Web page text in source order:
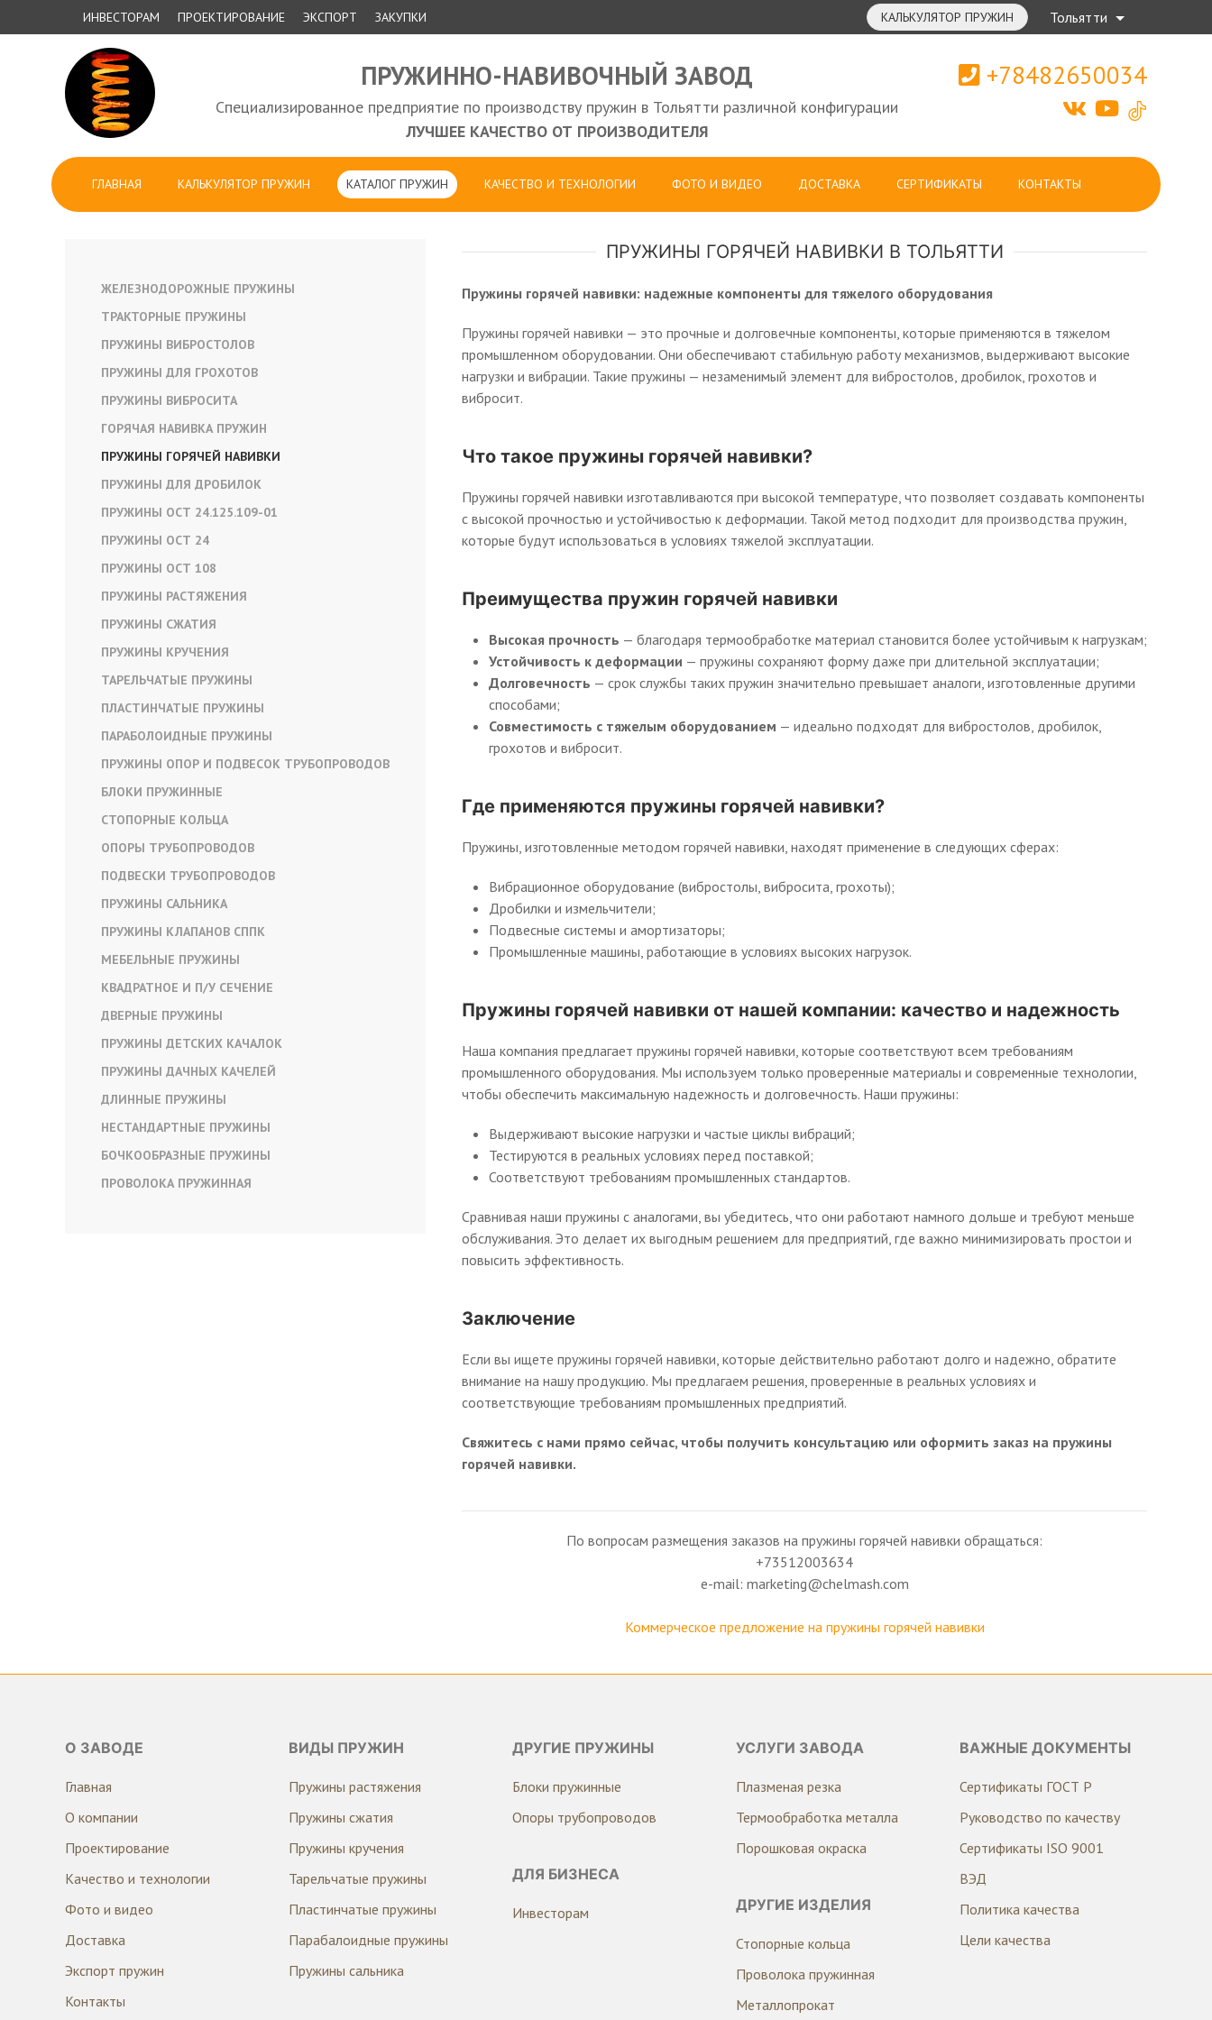
ИНВЕСТОРАМ ПРОЕКТИРОВАНИЕ ЭКСПОРТ ЗАКУПКИ КАЛЬКУЛЯТОР ПРУЖИН Тольятти
ПРУЖИННО-НАВИВОЧНЫЙ ЗАВОД
Специализированное предприятие по производству пружин в Тольятти различной конфигурации
ЛУЧШЕЕ КАЧЕСТВО ОТ ПРОИЗВОДИТЕЛЯ
+78482650034
ГЛАВНАЯ КАЛЬКУЛЯТОР ПРУЖИН КАТАЛОГ ПРУЖИН КАЧЕСТВО И ТЕХНОЛОГИИ ФОТО И ВИДЕО ДОСТАВКА СЕРТИФИКАТЫ КОНТАКТЫ
ЖЕЛЕЗНОДОРОЖНЫЕ ПРУЖИНЫ
ТРАКТОРНЫЕ ПРУЖИНЫ
ПРУЖИНЫ ВИБРОСТОЛОВ
ПРУЖИНЫ ДЛЯ ГРОХОТОВ
ПРУЖИНЫ ВИБРОСИТА
ГОРЯЧАЯ НАВИВКА ПРУЖИН
ПРУЖИНЫ ГОРЯЧЕЙ НАВИВКИ
ПРУЖИНЫ ДЛЯ ДРОБИЛОК
ПРУЖИНЫ ОСТ 24.125.109-01
ПРУЖИНЫ ОСТ 24
ПРУЖИНЫ ОСТ 108
ПРУЖИНЫ РАСТЯЖЕНИЯ
ПРУЖИНЫ СЖАТИЯ
ПРУЖИНЫ КРУЧЕНИЯ
ТАРЕЛЬЧАТЫЕ ПРУЖИНЫ
ПЛАСТИНЧАТЫЕ ПРУЖИНЫ
ПАРАБОЛОИДНЫЕ ПРУЖИНЫ
ПРУЖИНЫ ОПОР И ПОДВЕСОК ТРУБОПРОВОДОВ
БЛОКИ ПРУЖИННЫЕ
СТОПОРНЫЕ КОЛЬЦА
ОПОРЫ ТРУБОПРОВОДОВ
ПОДВЕСКИ ТРУБОПРОВОДОВ
ПРУЖИНЫ САЛЬНИКА
ПРУЖИНЫ КЛАПАНОВ СППК
МЕБЕЛЬНЫЕ ПРУЖИНЫ
КВАДРАТНОЕ И П/У СЕЧЕНИЕ
ДВЕРНЫЕ ПРУЖИНЫ
ПРУЖИНЫ ДЕТСКИХ КАЧАЛОК
ПРУЖИНЫ ДАЧНЫХ КАЧЕЛЕЙ
ДЛИННЫЕ ПРУЖИНЫ
НЕСТАНДАРТНЫЕ ПРУЖИНЫ
БОЧКООБРАЗНЫЕ ПРУЖИНЫ
ПРОВОЛОКА ПРУЖИННАЯ
ПРУЖИНЫ ГОРЯЧЕЙ НАВИВКИ В ТОЛЬЯТТИ
Пружины горячей навивки: надежные компоненты для тяжелого оборудования
Пружины горячей навивки — это прочные и долговечные компоненты, которые применяются в тяжелом
промышленном оборудовании. Они обеспечивают стабильную работу механизмов, выдерживают высокие
нагрузки и вибрации. Такие пружины — незаменимый элемент для вибростолов, дробилок, грохотов и
вибросит.
Что такое пружины горячей навивки?
Пружины горячей навивки изготавливаются при высокой температуре, что позволяет создавать компоненты
с высокой прочностью и устойчивостью к деформации. Такой метод подходит для производства пружин,
которые будут использоваться в условиях тяжелой эксплуатации.
Преимущества пружин горячей навивки
Высокая прочность — благодаря термообработке материал становится более устойчивым к нагрузкам;
Устойчивость к деформации — пружины сохраняют форму даже при длительной эксплуатации;
Долговечность — срок службы таких пружин значительно превышает аналоги, изготовленные другими
способами;
Совместимость с тяжелым оборудованием — идеально подходят для вибростолов, дробилок,
грохотов и вибросит.
Где применяются пружины горячей навивки?
Пружины, изготовленные методом горячей навивки, находят применение в следующих сферах:
Вибрационное оборудование (вибростолы, вибросита, грохоты);
Дробилки и измельчители;
Подвесные системы и амортизаторы;
Промышленные машины, работающие в условиях высоких нагрузок.
Пружины горячей навивки от нашей компании: качество и надежность
Наша компания предлагает пружины горячей навивки, которые соответствуют всем требованиям
промышленного оборудования. Мы используем только проверенные материалы и современные технологии,
чтобы обеспечить максимальную надежность и долговечность. Наши пружины:
Выдерживают высокие нагрузки и частые циклы вибраций;
Тестируются в реальных условиях перед поставкой;
Соответствуют требованиям промышленных стандартов.
Сравнивая наши пружины с аналогами, вы убедитесь, что они работают намного дольше и требуют меньше
обслуживания. Это делает их выгодным решением для предприятий, где важно минимизировать простои и
повысить эффективность.
Заключение
Если вы ищете пружины горячей навивки, которые действительно работают долго и надежно, обратите
внимание на нашу продукцию. Мы предлагаем решения, проверенные в реальных условиях и
соответствующие требованиям промышленных предприятий.
Свяжитесь с нами прямо сейчас, чтобы получить консультацию или оформить заказ на пружины
горячей навивки.
По вопросам размещения заказов на пружины горячей навивки обращаться:
+73512003634
e-mail: marketing@chelmash.com
Коммерческое предложение на пружины горячей навивки
О ЗАВОДЕ
Главная
О компании
Проектирование
Качество и технологии
Фото и видео
Доставка
Экспорт пружин
Контакты
ВИДЫ ПРУЖИН
Пружины растяжения
Пружины сжатия
Пружины кручения
Тарельчатые пружины
Пластинчатые пружины
Парабалоидные пружины
Пружины сальника
ДРУГИЕ ПРУЖИНЫ
Блоки пружинные
Опоры трубопроводов
ДЛЯ БИЗНЕСА
Инвесторам
УСЛУГИ ЗАВОДА
Плазменая резка
Термообработка металла
Порошковая окраска
ДРУГИЕ ИЗДЕЛИЯ
Стопорные кольца
Проволока пружинная
Металлопрокат
ВАЖНЫЕ ДОКУМЕНТЫ
Сертификаты ГОСТ Р
Руководство по качеству
Сертификаты ISO 9001
ВЭД
Политика качества
Цели качества